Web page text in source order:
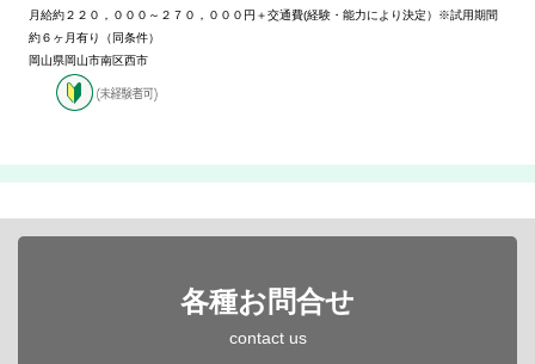
月給約２２０，０００～２７０，０００円＋交通費(経験・能力により決定）※試用期間
約６ヶ月有り（同条件）
岡山県岡山市南区西市
各種お問合せ
contact us